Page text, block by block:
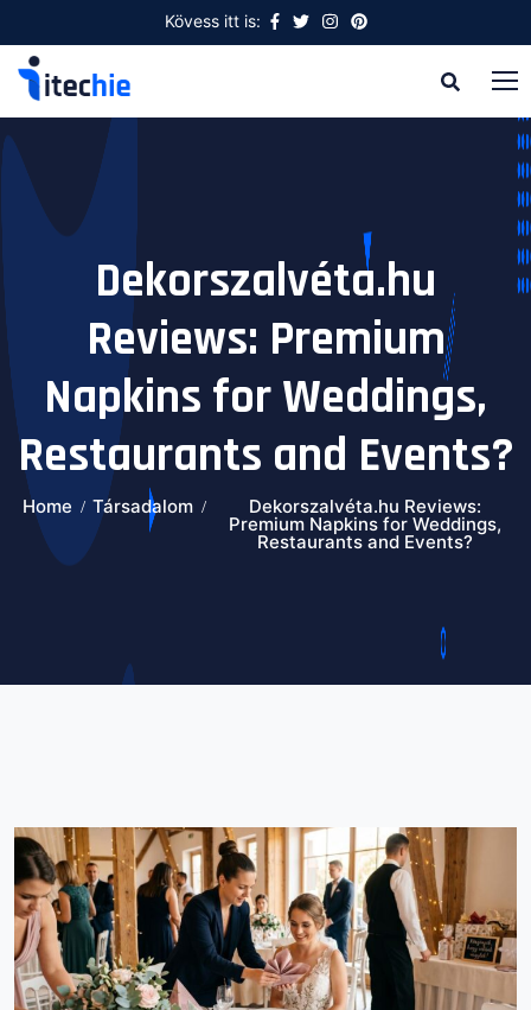
Kövess itt is:
Dekorszalvéta.hu
Reviews: Premium
Napkins for Weddings,
Restaurants and Events?
Home Társadalom Dekorszalvéta.hu Reviews:
Premium Napkins for Weddings,
Restaurants and Events?